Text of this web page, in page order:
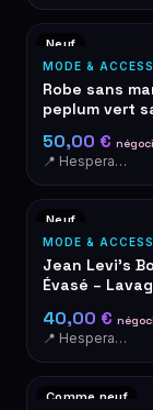
Neuf
MODE &
Robe sans
peplum vert
50,00 €
📍 Hesperange
Neuf
MODE &
Jean Levi's
Évasé –
Étiquettes
40,00 €
📍 Hesperange
Comme neuf